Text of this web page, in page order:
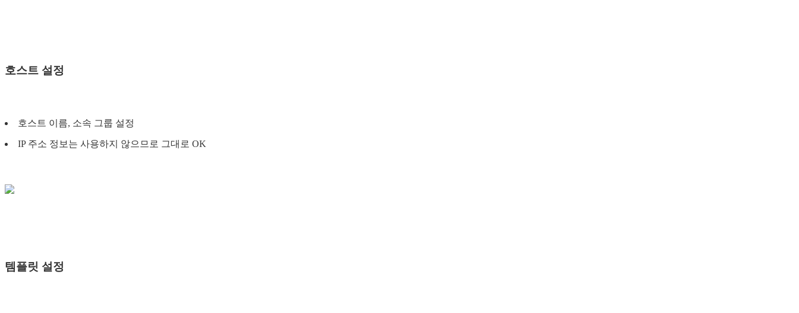
호스트 설정
호스트 이름, 소속 그룹 설정
IP 주소 정보는 사용하지 않으므로 그대로 OK
템플릿 설정